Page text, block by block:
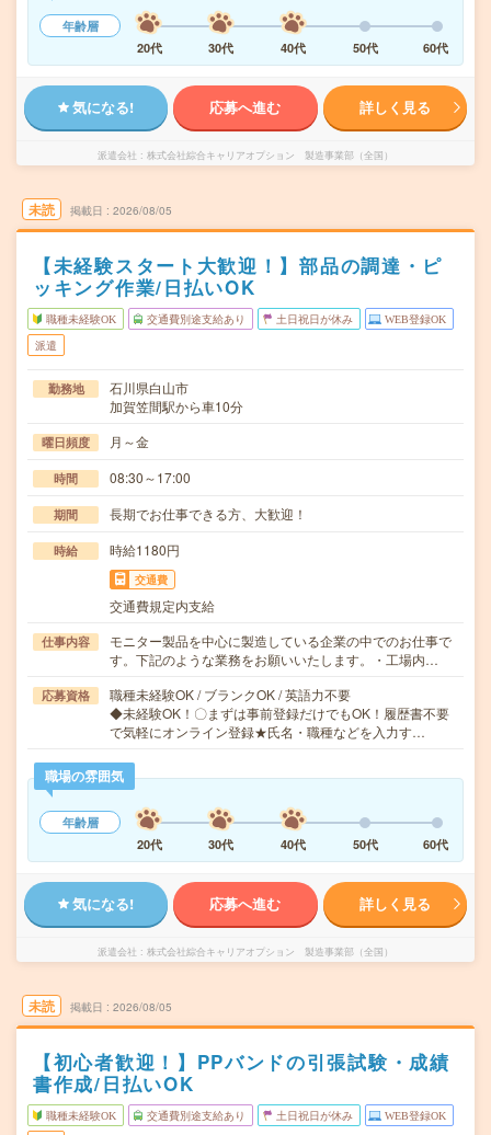
年齢層
20代
30代 40代 50代 60代
気になる! 応募へ進む 詳しく見る
派遣会社 株式会社綜合キャリアオプション 製造事業部（全国）
未読 掲載日 2026/08/05
【未経験スタート大歓迎！】部品の調達・ピ
ッキング作業/日払いOK
職種未経験OK 交通費別途支給あり 土日祝日が休み WEB登録OK
派遣
勤務地
石川県白山市
加賀笠間駅から車10分
曜日頻度 月～金
時間 08:30～17:00
期間 長期でお仕事できる方、大歓迎！
時給 時給1180円
交通費
交通費規定内支給
仕事内容
モニター製品を中心に製造している企業の中でのお仕事で
す。下記のような業務をお願いいたします。・工場内…
応募資格
職種未経験OK / ブランクOK / 英語力不要
◆未経験OK！〇まずは事前登録だけでもOK！履歴書不要
で気軽にオンライン登録★氏名・職種などを入力す…
職場の雰囲気
年齢層
20代
30代 40代 50代 60代
気になる! 応募へ進む 詳しく見る
派遣会社 株式会社綜合キャリアオプション 製造事業部（全国）
未読 掲載日 2026/08/05
【初心者歓迎！】PPバンドの引張試験・成績
書作成/日払いOK
職種未経験OK 交通費別途支給あり 土日祝日が休み WEB登録OK